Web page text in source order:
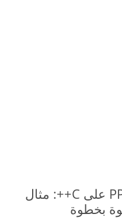
كيفية تحويل PPS to JPEG على C++: مثال
بخطوة